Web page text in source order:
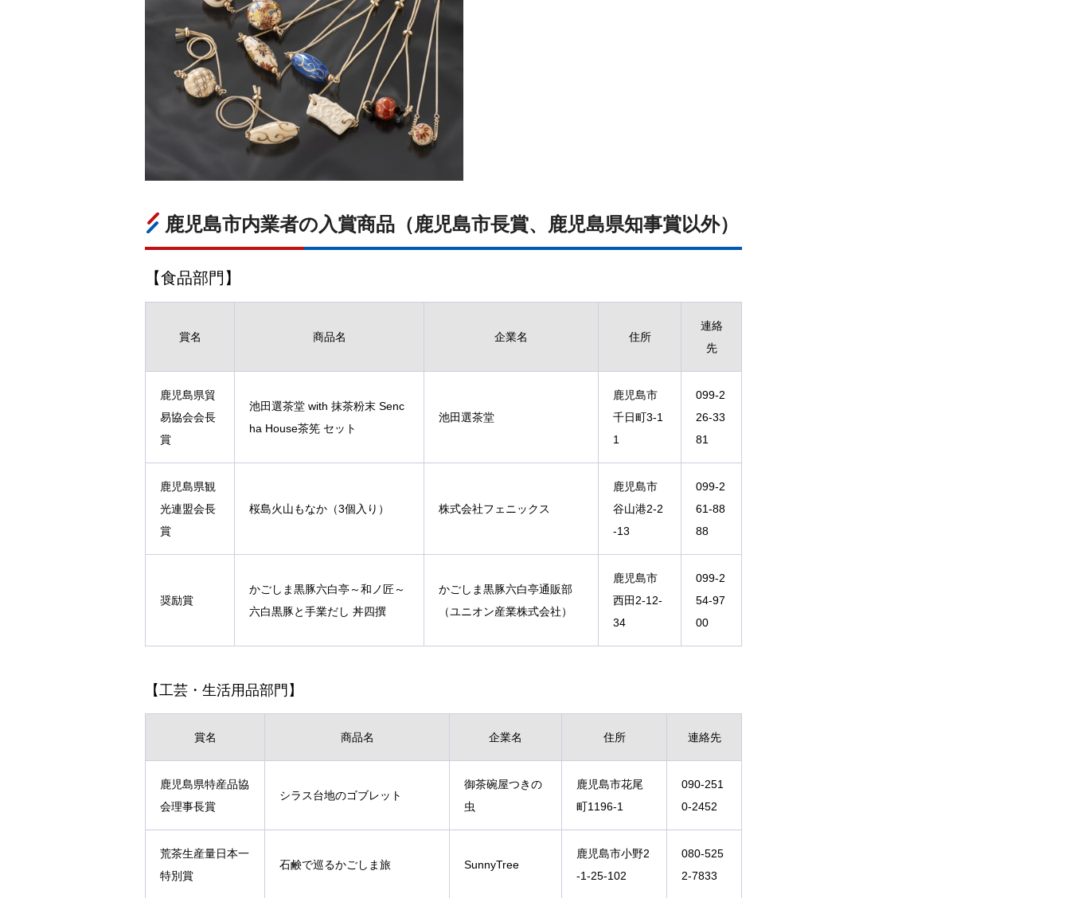
鹿児島市内業者の入賞商品（鹿児島市長賞、鹿児島県知事賞以外）
【食品部門】
賞名 商品名 企業名 住所
連絡
先
鹿児島県貿
易協会会長
賞
池田選茶堂 with 抹茶粉末 Senc
ha House茶筅 セット
池田選茶堂
鹿児島市
千日町3-1
1
099-2
26-33
81
鹿児島県観
光連盟会長
賞
桜島火山もなか（3個入り） 株式会社フェニックス
鹿児島市
谷山港2-2
-13
099-2
61-88
88
奨励賞
かごしま黒豚六白亭～和ノ匠～
六白黒豚と手業だし 丼四撰
かごしま黒豚六白亭通販部
（ユニオン産業株式会社）
鹿児島市
西田2-12-
34
099-2
54-97
00
【工芸・生活用品部門】
賞名 商品名 企業名 住所 連絡先
鹿児島県特産品協
会理事長賞
シラス台地のゴブレット
御茶碗屋つきの
虫
鹿児島市花尾
町1196-1
090-251
0-2452
荒茶生産量日本一
特別賞
石鹸で巡るかごしま旅 SunnyTree
鹿児島市小野2
-1-25-102
080-525
2-7833